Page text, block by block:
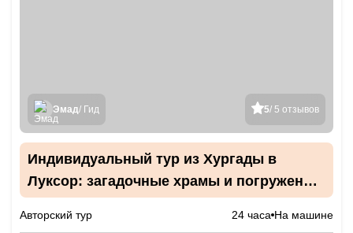
5/ 5 отзывов
Эмад/ Гид
Индивидуальный тур из Хургады в
Луксор: загадочные храмы и погружение
Авторский тур 24 часа На машине